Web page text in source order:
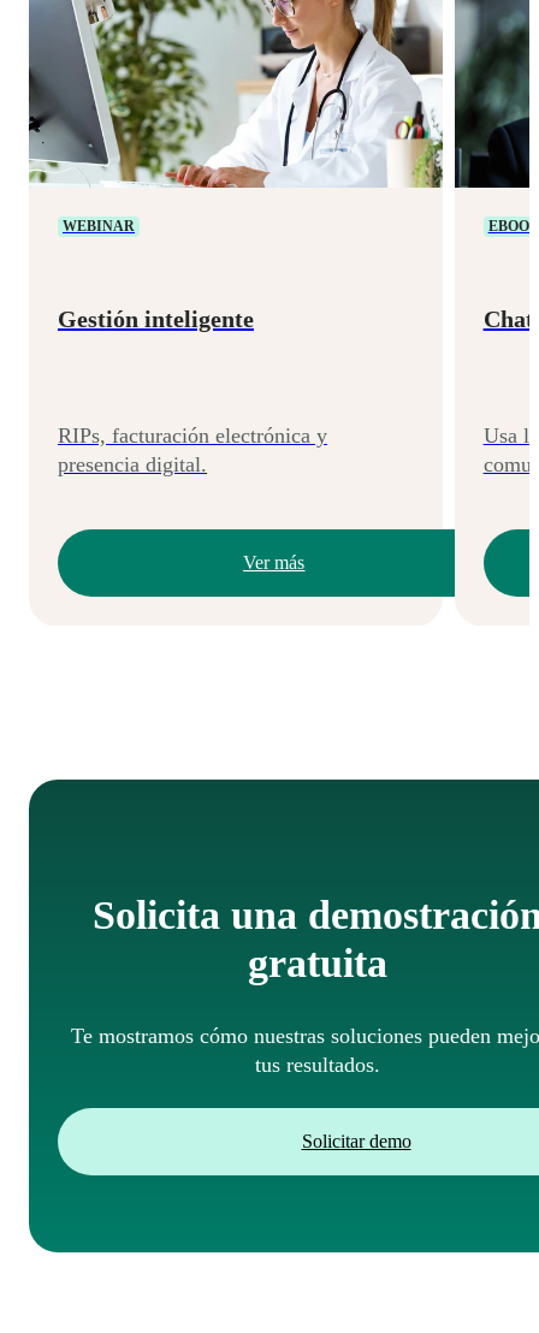
WEBINAR
Gestión inteligente
RIPs, facturación electrónica y
presencia digital.
Ver más
EBOOK
Usa
Solicita una
gratuita
Te mostramos cómo nuestras soluciones pueden
tus resultados.
Solicitar demo